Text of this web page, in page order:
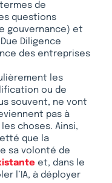
de
questions
gouvernance) et
Diligence
des entreprises
les
ou de
souvent, ne vont
pas à
choses. Ainsi,
que la
sa volonté de
et, dans le
l’IA, à déployer